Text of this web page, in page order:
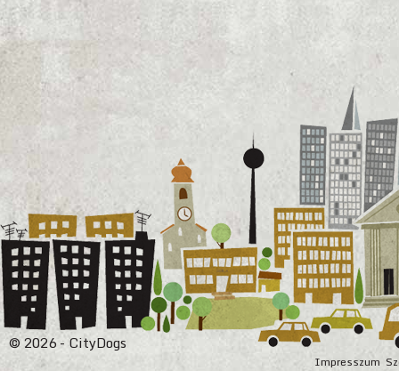
Impresszum
© 2026 - CityDogs